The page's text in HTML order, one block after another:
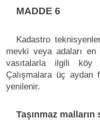
MADDE 6
Kadastro
mevki veya adaları en
vasıtalarla ilgili köy
Çalışmalara üç
yenilenir.
Taşınmaz malların